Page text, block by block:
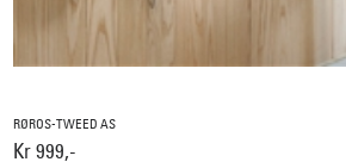
RØROS-TWEED AS
Kr 999,-